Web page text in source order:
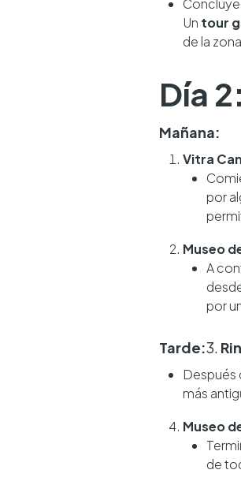
Concluye
Un tour
de la
Día
Mañana:
Vitra
por
Museo
A
por
Tarde:3.
Después
más
Museo
de